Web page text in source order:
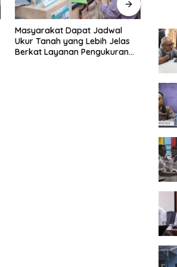
Masyarakat Dapat Jadwal
Ukur Tanah yang Lebih Jelas
Berkat Layanan Pengukuran
2026